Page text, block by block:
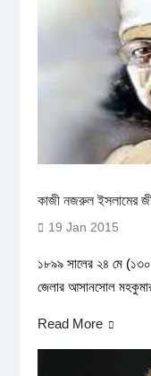
কাজী নজরুল ইসলামের
19 Jan 2015
১৮৯৯ সালের ২৪ মে (১৩০৬
জেলার আসানসোল
Read More